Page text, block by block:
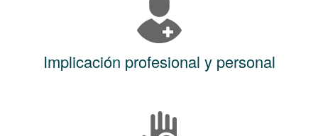
Implicación profesional y personal